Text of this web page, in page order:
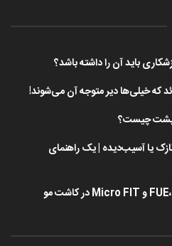
باید آن را داشته باشد؟
که خیلی‌ها دیر متوجه آن می‌شوند!
چیست؟
یا آسیب‌دیده | یک راهنمای